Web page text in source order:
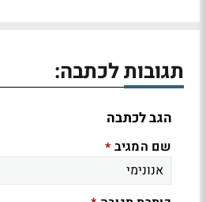
תגובות לכתבה:
הגב לכתבה
שם המגיב *